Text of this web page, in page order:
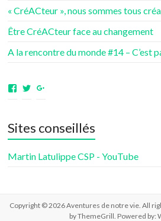
« CréACteur », nous sommes tous
Être CréACteur face au changement
A la rencontre du monde #14 – C’est
Voir
aventuresdenotrevie
sur
Voir
Samsenie
sur
samsenie
sur
Sites conseillés
Martin Latulippe CSP - YouTube
Copyright © 2026Aventures de notre vie. All
by ThemeGrill. Powered by: